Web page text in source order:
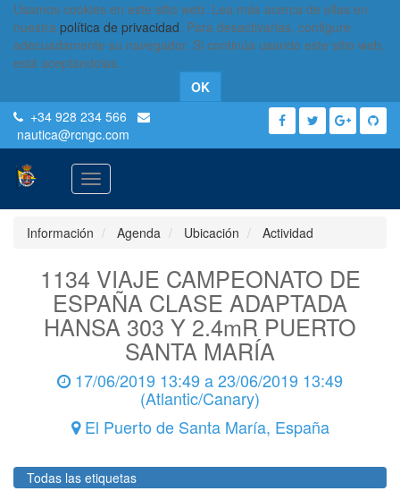
Usamos cookies en este sitio web. Lea más acerca de ellas en
nuestra política de privacidad. Para desactivarlas, configure
adecuadamente su navegador. Si continúa usando este sitio web,
está aceptándolas.
OK
+34 928 234 566
nautica@rcngc.com
Activar
navegación
Información
Agenda Ubicación Actividad
1134 VIAJE CAMPEONATO DE
ESPAÑA CLASE ADAPTADA
HANSA 303 Y 2.4mR PUERTO
SANTA MARÍA
17/06/2019 13:49 a23/06/2019 13:49
(Atlantic/Canary)
El Puerto de Santa María, España
Todas las etiquetas